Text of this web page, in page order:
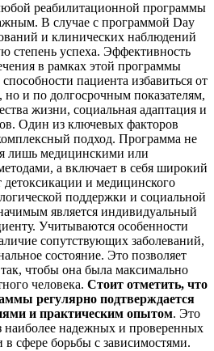
реабилитационной программы
В случае с программой Day
и клинических наблюдений
степень успеха. Эффективность
в рамках этой программы
пациента избавиться от
но и по долгосрочным показателям,
жизни, социальная адаптация и
Один из ключевых факторов
подход. Программа не
лишь медицинскими или
а включает в себя широкий
детоксикации и медицинского
поддержки и социальной
является индивидуальный
Учитываются особенности
сопутствующих заболеваний,
состояние. Это позволяет
чтобы она была максимально
человека. Стоит отметить, что
регулярно подтверждается
и практическим опытом. Это
наиболее надежных и проверенных
в сфере борьбы с зависимостями.